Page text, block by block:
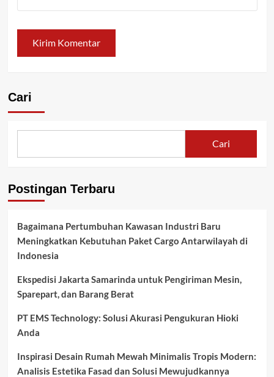
Cari
Cari
Postingan Terbaru
Bagaimana Pertumbuhan Kawasan Industri Baru
Meningkatkan Kebutuhan Paket Cargo Antarwilayah di
Indonesia
Ekspedisi Jakarta Samarinda untuk Pengiriman Mesin,
Sparepart, dan Barang Berat
PT EMS Technology: Solusi Akurasi Pengukuran Hioki
Anda
Inspirasi Desain Rumah Mewah Minimalis Tropis Modern:
Analisis Estetika Fasad dan Solusi Mewujudkannya